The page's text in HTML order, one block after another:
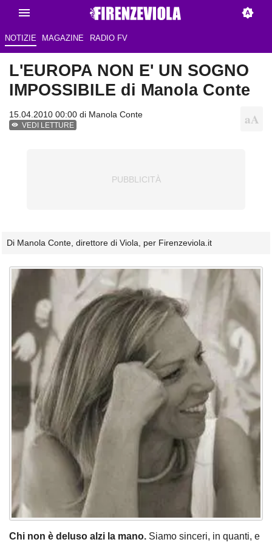
NOTIZIE MAGAZINE RADIO FV
L'EUROPA NON E' UN SOGNO
IMPOSSIBILE di Manola Conte
15.04.2010 00:00 di Manola Conte
VEDI LETTURE
Di Manola Conte, direttore di Viola, per Firenzeviola.it
Chi non è deluso alzi la mano. Siamo sinceri, in quanti, e